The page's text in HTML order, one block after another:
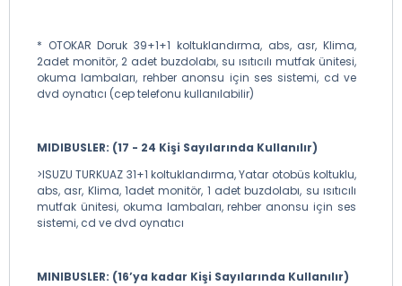
* OTOKAR Doruk 39+1+1 koltuklandırma, abs, asr, Klima,
2adet monitör, 2 adet buzdolabı, su ısıtıcılı mutfak ünitesi,
okuma lambaları, rehber anonsu için ses sistemi, cd ve
dvd oynatıcı (cep telefonu kullanılabilir)
MIDIBUSLER: (17 - 24 Kişi Sayılarında Kullanılır)
>ISUZU TURKUAZ 31+1 koltuklandırma, Yatar otobüs koltuklu,
abs, asr, Klima, 1adet monitör, 1 adet buzdolabı, su ısıtıcılı
mutfak ünitesi, okuma lambaları, rehber anonsu için ses
sistemi, cd ve dvd oynatıcı
MINIBUSLER: (16’ya kadar Kişi Sayılarında Kullanılır)